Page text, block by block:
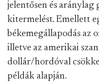
jelentősen és aránylag
kitermelést. Emellett
békemegállapodás az
illetve az amerikai
dollár/hordóval
példák alapján.